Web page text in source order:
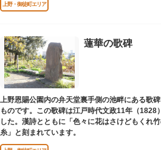
上野・御徒町エリア
蓮華の歌碑
上野恩賜公園内の弁天堂裏手側の池畔にある歌
ものです。この歌碑は江戸時代文政11年（1828
した。漢詩とともに「色々に花はさけどもくれ
糸」と刻まれています。